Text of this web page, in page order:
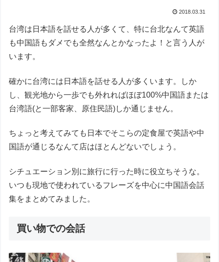
2018.03.31
台湾は日本語を話せる人が多くて、特に台北なんて英語
も中国語もダメでも全然なんとかなったよ！と言う人が
います。
確かに台湾には日本語を話せる人が多くいます。しか
し、観光地から一歩でも外れればほぼ100%中国語または
台湾語(と一部客家、原住民語)しか通じません。
ちょっと考えてみても日本でそこらの定食屋で英語や中
国語が通じるなんて店はほとんどないでしょう。
シチュエーション別に旅行に行った時に役立ちそうな。
いつも現地で使われているフレーズを中心に中国語会話
集をまとめてみました。
買い物での会話